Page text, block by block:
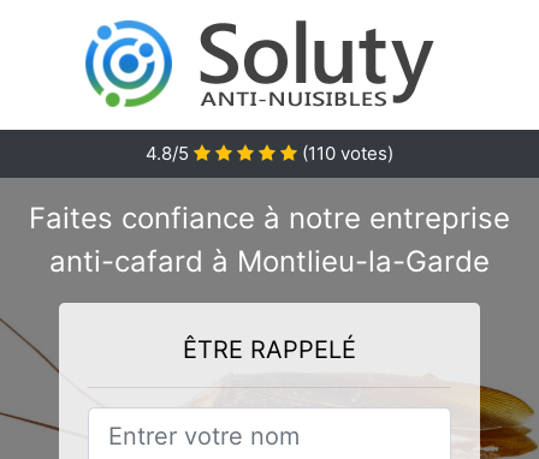
4.8/5 (110 votes)
Faites confiance à notre entreprise
anti-cafard à Montlieu-la-Garde
ÊTRE RAPPELÉ